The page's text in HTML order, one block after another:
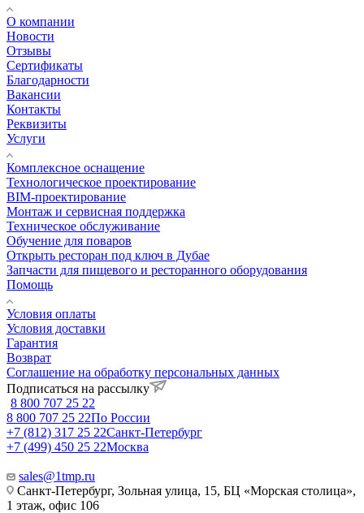
О компании
Новости
Отзывы
Сертификаты
Благодарности
Вакансии
Контакты
Реквизиты
Услуги
Комплексное оснащение
Технологическое проектирование
BIM-проектирование
Монтаж и сервисная поддержка
Техническое обслуживание
Обучение для поваров
Открыть ресторан под ключ в Дубае
Запчасти для пищевого и ресторанного оборудования
Помощь
Условия оплаты
Условия доставки
Гарантия
Возврат
Соглашение на обработку персональных данных
Подписаться на рассылку
8 800 707 25 22
8 800 707 25 22По России
+7 (812) 317 25 22Санкт-Петербург
+7 (499) 450 25 22Москва
sales@1tmp.ru
Санкт-Петербург, Зольная улица, 15, БЦ «Морская столица»,
1 этаж, офис 106